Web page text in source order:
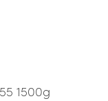
1500g